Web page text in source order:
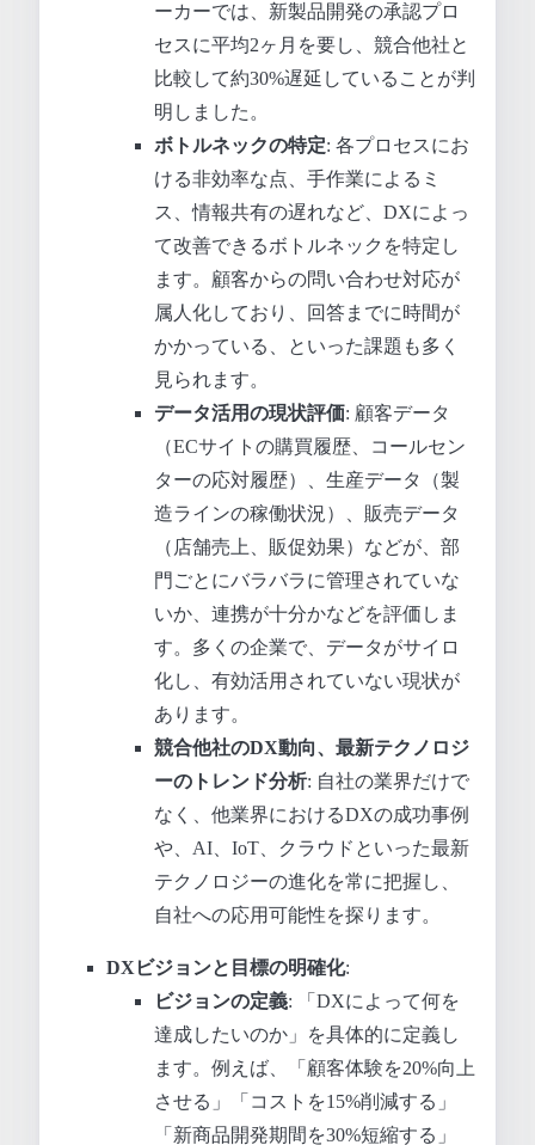
ーカーでは、新製品開発の承認プロ
セスに平均2ヶ月を要し、競合他社と
比較して約30%遅延していることが判
明しました。
ボトルネックの特定: 各プロセスにお
ける非効率な点、手作業によるミ
ス、情報共有の遅れなど、DXによっ
て改善できるボトルネックを特定し
ます。顧客からの問い合わせ対応が
属人化しており、回答までに時間が
かかっている、といった課題も多く
見られます。
データ活用の現状評価: 顧客データ
（ECサイトの購買履歴、コールセン
ターの応対履歴）、生産データ（製
造ラインの稼働状況）、販売データ
（店舗売上、販促効果）などが、部
門ごとにバラバラに管理されていな
いか、連携が十分かなどを評価しま
す。多くの企業で、データがサイロ
化し、有効活用されていない現状が
あります。
競合他社のDX動向、最新テクノロジ
ーのトレンド分析: 自社の業界だけで
なく、他業界におけるDXの成功事例
や、AI、IoT、クラウドといった最新
テクノロジーの進化を常に把握し、
自社への応用可能性を探ります。
DXビジョンと目標の明確化:
ビジョンの定義: 「DXによって何を
達成したいのか」を具体的に定義し
ます。例えば、「顧客体験を20%向上
させる」「コストを15%削減する」
「新商品開発期間を30%短縮する」